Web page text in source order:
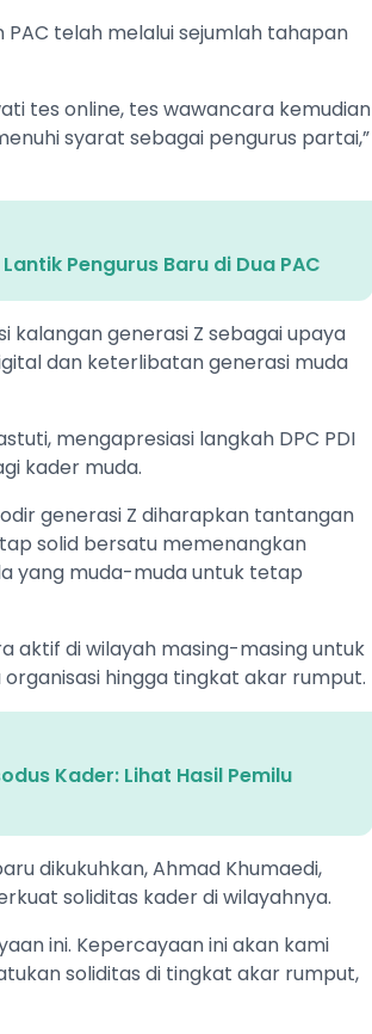
telah melalui sejumlah tahapan
tes online, tes wawancara kemudian
syarat sebagai pengurus partai,”
Pengurus Baru di Dua PAC
kalangan generasi Z sebagai upaya
dan keterlibatan generasi muda
mengapresiasi langkah DPC PDI
kader muda.
generasi Z diharapkan tantangan
solid bersatu memenangkan
yang muda-muda untuk tetap
aktif di wilayah masing-masing untuk
hingga tingkat akar rumput.
Kader: Lihat Hasil Pemilu
dikukuhkan, Ahmad Khumaedi,
soliditas kader di wilayahnya.
ini. Kepercayaan ini akan kami
soliditas di tingkat akar rumput,